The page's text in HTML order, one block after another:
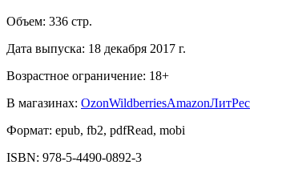
Объем: 336 стр.
Дата выпуска: 18 декабря 2017 г.
Возрастное ограничение: 18+
В магазинах: OzonWildberriesAmazonЛитРес
Формат: epub, fb2, pdfRead, mobi
ISBN: 978-5-4490-0892-3